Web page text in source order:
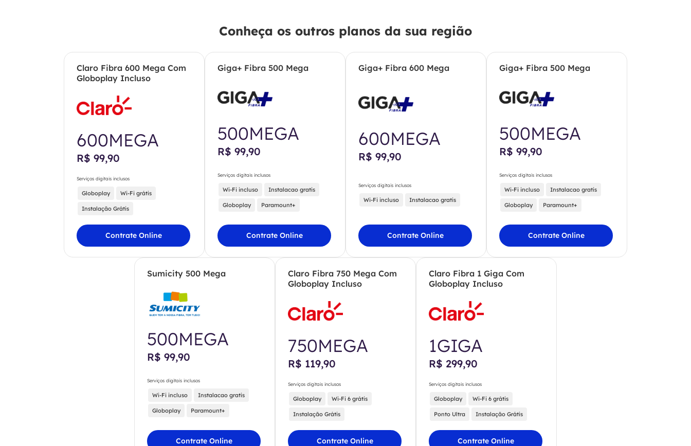
Conheça os outros planos da sua região
Claro Fibra 600 Mega Com
Globoplay Incluso
600MEGA
R$ 99,90
Serviços digitais inclusos
Globoplay Wi-Fi grátis
Instalação Grátis
Contrate Online
Giga+ Fibra 500 Mega
500MEGA
R$ 99,90
Serviços digitais inclusos
Wi-Fi incluso Instalacao gratis
Globoplay Paramount+
Contrate Online
Giga+ Fibra 600 Mega
600MEGA
R$ 99,90
Serviços digitais inclusos
Wi-Fi incluso Instalacao gratis
Contrate Online
Giga+ Fibra 500 Mega
500MEGA
R$ 99,90
Serviços digitais inclusos
Wi-Fi incluso Instalacao gratis
Globoplay Paramount+
Contrate Online
Sumicity 500 Mega
500MEGA
R$ 99,90
Serviços digitais inclusos
Wi-Fi incluso Instalacao gratis
Globoplay Paramount+
Contrate Online
Claro Fibra 750 Mega Com
Globoplay Incluso
750MEGA
R$ 119,90
Serviços digitais inclusos
Globoplay Wi-Fi 6 grátis
Instalação Grátis
Contrate Online
Claro Fibra 1 Giga Com
Globoplay Incluso
1GIGA
R$ 299,90
Serviços digitais inclusos
Globoplay Wi-Fi 6 grátis
Ponto Ultra Instalação Grátis
Contrate Online